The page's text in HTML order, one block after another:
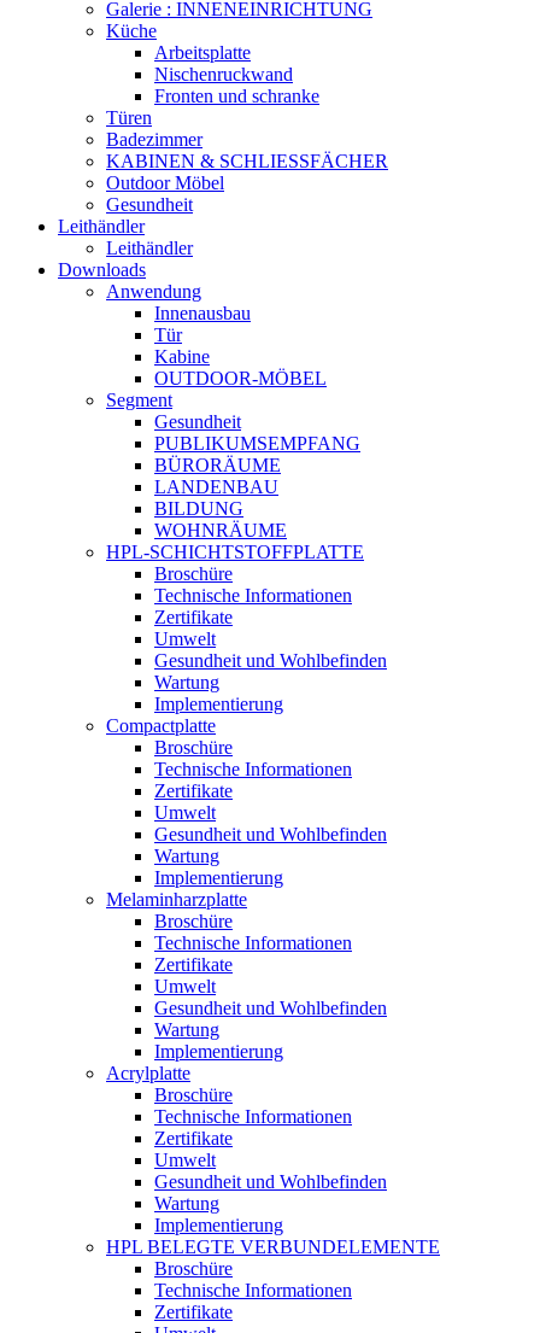
Galerie : INNENEINRICHTUNG
Küche
Arbeitsplatte
Nischenruckwand
Fronten und schranke
Türen
Badezimmer
KABINEN & SCHLIESSFÄCHER
Outdoor Möbel
Gesundheit
Leithändler
Leithändler
Downloads
Anwendung
Innenausbau
Tür
Kabine
OUTDOOR-MÖBEL
Segment
Gesundheit
PUBLIKUMSEMPFANG
BÜRORÄUME
LANDENBAU
BILDUNG
WOHNRÄUME
HPL-SCHICHTSTOFFPLATTE
Broschüre
Technische Informationen
Zertifikate
Umwelt
Gesundheit und Wohlbefinden
Wartung
Implementierung
Compactplatte
Broschüre
Technische Informationen
Zertifikate
Umwelt
Gesundheit und Wohlbefinden
Wartung
Implementierung
Melaminharzplatte
Broschüre
Technische Informationen
Zertifikate
Umwelt
Gesundheit und Wohlbefinden
Wartung
Implementierung
Acrylplatte
Broschüre
Technische Informationen
Zertifikate
Umwelt
Gesundheit und Wohlbefinden
Wartung
Implementierung
HPL BELEGTE VERBUNDELEMENTE
Broschüre
Technische Informationen
Zertifikate